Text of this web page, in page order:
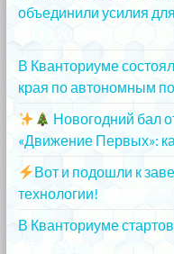
объединили усилия
В Кванториуме
края по автономным
Новогодний бал
«Движение Первых»:
Вот и подошли к
технологии!
В Кванториуме